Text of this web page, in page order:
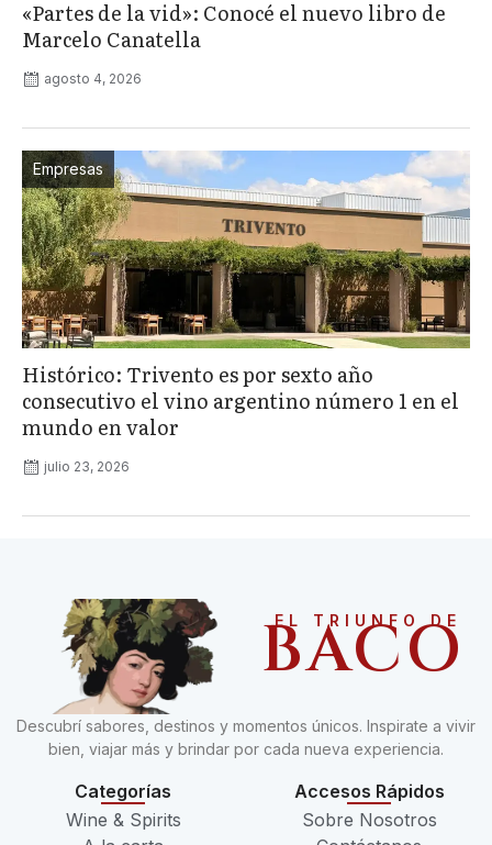
«Partes de la vid»: Conocé el nuevo libro de
Marcelo Canatella
agosto 4, 2026
Empresas
Histórico: Trivento es por sexto año
consecutivo el vino argentino número 1 en el
mundo en valor
julio 23, 2026
EL TRIUNFO DE
BACO
Descubrí sabores, destinos y momentos únicos. Inspirate a vivir
bien, viajar más y brindar por cada nueva experiencia.
Categorías
Wine & Spirits
Accesos Rápidos
Sobre Nosotros